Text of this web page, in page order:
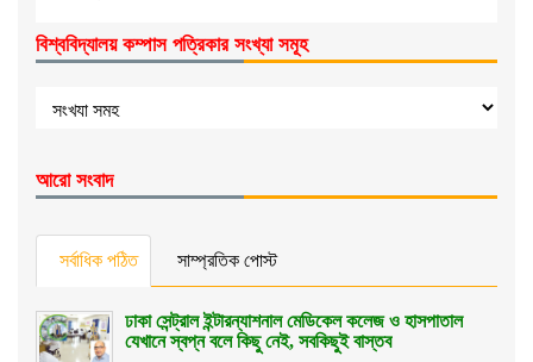
বিশ্ববিদ্যালয় কম্পাস পত্রিকার সংখ্যা সমূহ
আরো সংবাদ
সর্বাধিক পঠিত সাম্প্রতিক পোস্ট
ঢাকা সেন্ট্রাল ইন্টারন্যাশনাল মেডিকেল কলেজ ও হাসপাতাল
যেখানে স্বপ্ন বলে কিছু নেই, সবকিছুই বাস্তব